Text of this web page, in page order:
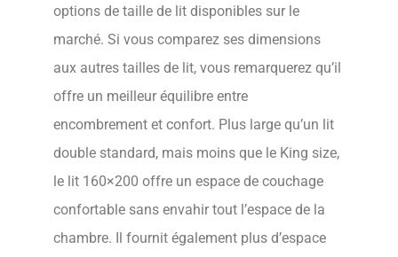
options de taille de lit disponibles sur le
marché. Si vous comparez ses dimensions
aux autres tailles de lit, vous remarquerez qu’il
offre un meilleur équilibre entre
encombrement et confort. Plus large qu’un lit
double standard, mais moins que le King size,
le lit 160×200 offre un espace de couchage
confortable sans envahir tout l’espace de la
chambre. Il fournit également plus d’espace